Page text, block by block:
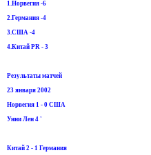
1.Норвегия -6
2.Германия -4
3.США -4
4.Китай PR - 3
Результаты матчей
23 января 2002
Норвегия 1 - 0 США
Унни Лен 4 '
Китай 2 - 1 Германия